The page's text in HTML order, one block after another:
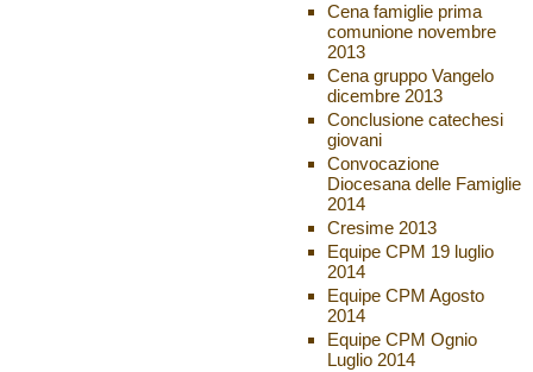
Cena famiglie prima
comunione novembre
2013
Cena gruppo Vangelo
dicembre 2013
Conclusione catechesi
giovani
Convocazione
Diocesana delle Famiglie
2014
Cresime 2013
Equipe CPM 19 luglio
2014
Equipe CPM Agosto
2014
Equipe CPM Ognio
Luglio 2014